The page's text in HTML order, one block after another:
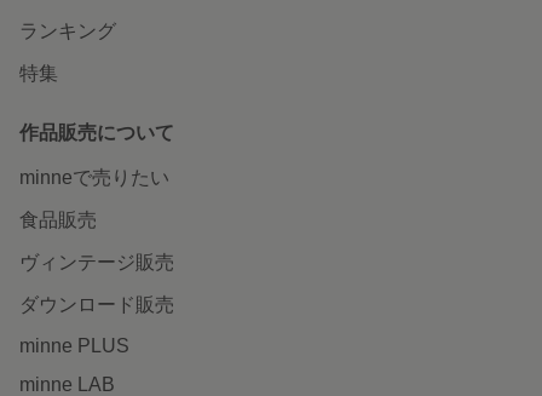
ランキング
特集
作品販売について
minneで売りたい
食品販売
ヴィンテージ販売
ダウンロード販売
minne PLUS
minne LAB